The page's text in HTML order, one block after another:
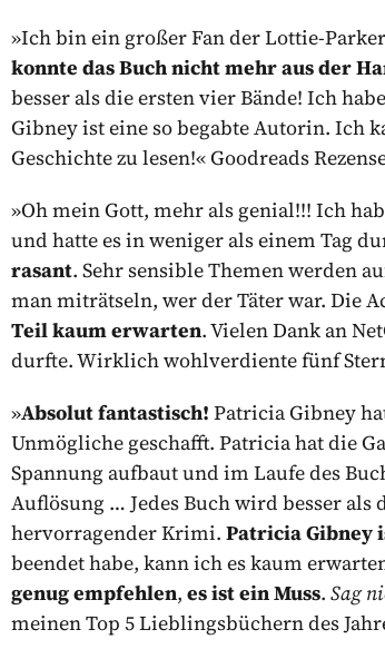
»Ich bin ein großer Fan der Lottie-
konnte das Buch nicht mehr aus der
besser als die ersten vier Bände! Ich
Gibney ist eine so begabte Autorin. Ich
Geschichte zu lesen!« Goodreads
»Oh mein Gott, mehr als genial!!! Ich
und hatte es in weniger als einem Tag
rasant. Sehr sensible Themen werden
man miträtseln, wer der Täter war. Die
Teil kaum erwarten. Vielen Dank an
durfte. Wirklich wohlverdiente fünf
»Absolut fantastisch! Patricia Gibney
Unmögliche geschafft. Patricia hat die
Spannung aufbaut und im Laufe des
Auflösung … Jedes Buch wird besser als
hervorragender Krimi.Patricia Gibney
beendet habe, kann ich es kaum
genug empfehlen,es ist ein Muss.Sag
meinen Top 5 Lieblingsbüchern des